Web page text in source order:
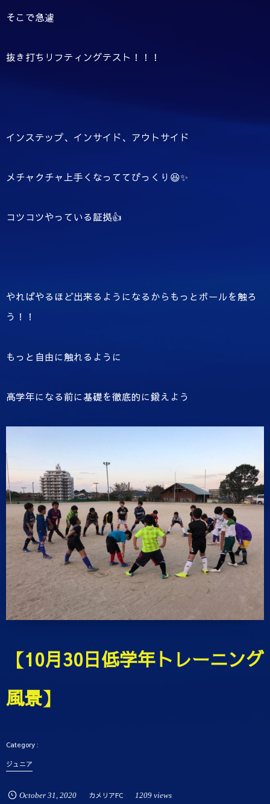
そこで急遽
抜き打ちリフティングテスト！！！
インステップ、インサイド、アウトサイド
メチャクチャ上手くなっててびっくり😆✨
コツコツやっている証拠👍
やればやるほど出来るようになるからもっとボールを触ろ
う！！
もっと自由に触れるように
高学年になる前に基礎を徹底的に鍛えよう
【10月30日低学年トレーニング
風景】
ジュニア
October 31 , 2020 カメリアFC 1209 views